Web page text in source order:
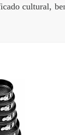
cultural,